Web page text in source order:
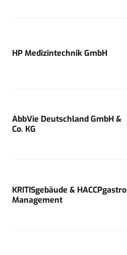
HP Medizintechnik GmbH
AbbVie Deutschland GmbH &
Co. KG
KRITISgebäude & HACCPgastro
Management